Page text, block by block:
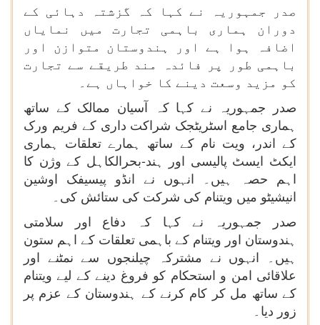
صدر جمہوریہ نے کہا کہ گزشتہ دہائی کے
دوران ہماری باہمی تجارت میں نمایاں
اضافہ ہوا ہے اور ہندوستان متوازن اور
باہمی طور پر فائدہ مند طریقے سے تجارت
کو مزید وسعت دینے کا خواہاں ہے۔
صدر جمہوریہ نے کہا کہ آسیان ممالک کے ساتھ
ہماری جامع اسٹریٹجک شراکت داری کے فریم ورک
کے اندر، ویت نام کے ساتھ ہمارے تعلقات ہماری
ایکٹ ایسٹ پالیسی اور ہند-بحرالکاہل کے وژن کا
اہم حصہ ہیں۔ انہوں نے انڈو پیسیفک اوشین
انیشیٹو میں ویتنام کی شرکت کی ستائش کی۔
صدر جمہوریہ نے کہا کہ دفاع اور سلامتی
ہندوستان اور ویتنام کے باہمی تعلقات کے اہم ستون
ہیں۔ انہوں نے مشترکہ چیلنجوں سے نمٹنے اور
علاقائی امن و استحکام کو فروغ دینے کے لیے ویتنام
کے ساتھ مل کر کام کرنے کے ہندوستان کے عزم پر
زور دیا۔